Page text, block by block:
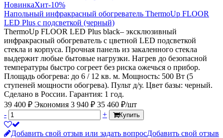
НовинкаХит-10%
Напольный инфракрасный обогреватель ThermoUp FLOOR
LED Plus с подсветкой (черный)
ThermoUp FLOOR LED Plus black– эксклюзивный
инфракрасный обогреватель с цветной LED подсветкой
стекла и корпуса. Прочная панель из закаленного стекла
выдержит любые бытовые нагрузки. Нагрев до безопасной
температуры быстро согреет без риска ожечься о прибор.
Площадь обогрева: до 6 / 12 кв. м. Мощность: 500 Вт (5
ступеней мощности обогрева). Пульт д/у. Цвет базы: черный.
Сделано в России. Гарантия: 1 год.
39 400 ₽ Экономия 3 940 ₽ 35 460 ₽/шт
-
+ Купить
Добавить свой отзыв или задать вопросДобавить свой отзыв